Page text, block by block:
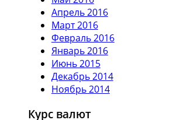
Апрель 2016
Март 2016
Февраль 2016
Январь 2016
Июнь 2015
Декабрь 2014
Ноябрь 2014
Курс валют